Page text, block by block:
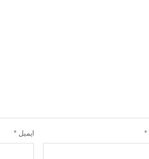
* ایمیل *